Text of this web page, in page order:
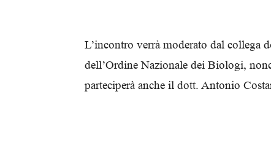
L’incontro verrà moderato dal collega
dell’Ordine Nazionale dei Biologi,
parteciperà anche il dott. Antonio